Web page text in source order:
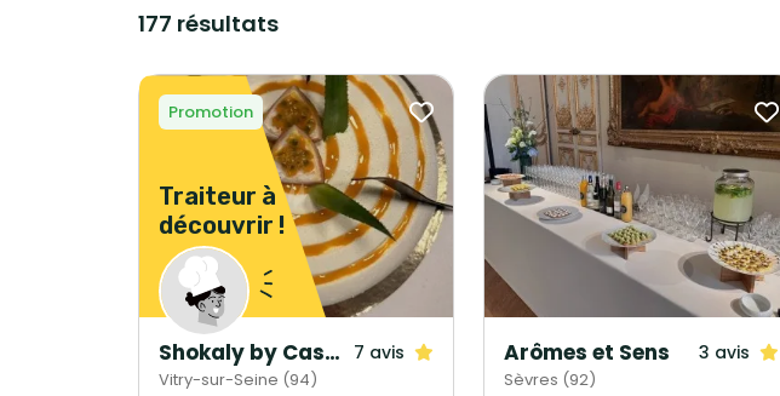
177 résultats
Traiteur à
découvrir !
Promotion
Shokaly by Casanova 7 avis
Vitry-sur-Seine (94)
Arômes et Sens 3 avis
Sèvres (92)